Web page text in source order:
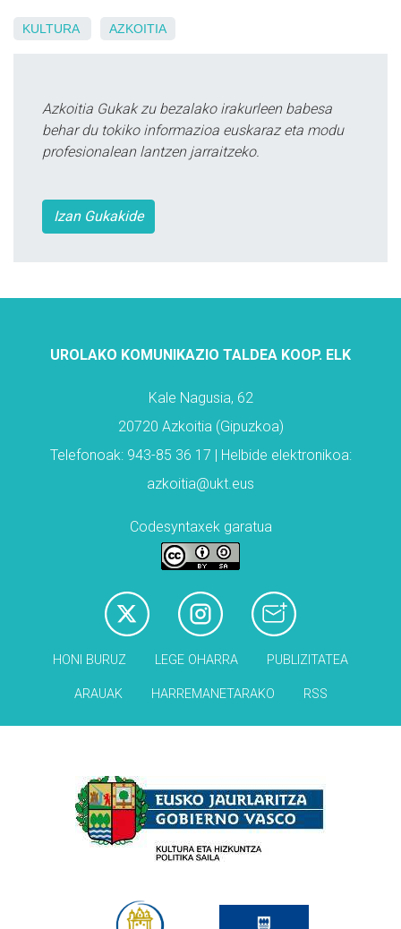
KULTURA AZKOITIA
Azkoitia Gukak zu bezalako irakurleen babesa
behar du tokiko informazioa euskaraz eta modu
profesionalean lantzen jarraitzeko.
Izan Gukakide
UROLAKO KOMUNIKAZIO TALDEA KOOP. ELK
Kale Nagusia, 62
20720 Azkoitia (Gipuzkoa)
Telefonoak: 943-85 36 17 | Helbide elektronikoa:
azkoitia@ukt.eus
Codesyntaxek garatua
HONI BURUZ LEGE OHARRA PUBLIZITATEA
ARAUAK HARREMANETARAKO RSS